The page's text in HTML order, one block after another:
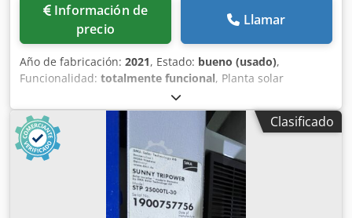
Información de
precio
Llamar
Año de fabricación: 2021, Estado: bueno (usado),
Funcionalidad: totalmente funcional, Planta solar
fotovoltaica industrial de 676,13 kWp (2021) La instalación
fue ejecutada en 2021 con una potencia pico original de
676,13 kWp. Está formada por módulos fotovoltaicos
monocristalinos PERC instalados sobre estructuras de
aluminio lastradas, sin perforación de la cubierta y con
una inclinación aproximada de 10°. La conversión de
energía se realiza mediante 5 inversores trifásicos Huawei
SUN2000-100KTL-M1, con una potencia nominal conjunta
Clasificado